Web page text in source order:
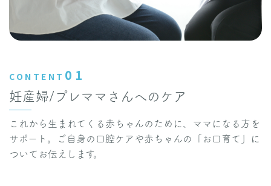
CONTENT 01
妊産婦/プレママさんへのケア
これから生まれてくる赤ちゃんのために、ママになる方を
サポート。ご自身の口腔ケアや赤ちゃんの「お口育て」に
ついてお伝えします。